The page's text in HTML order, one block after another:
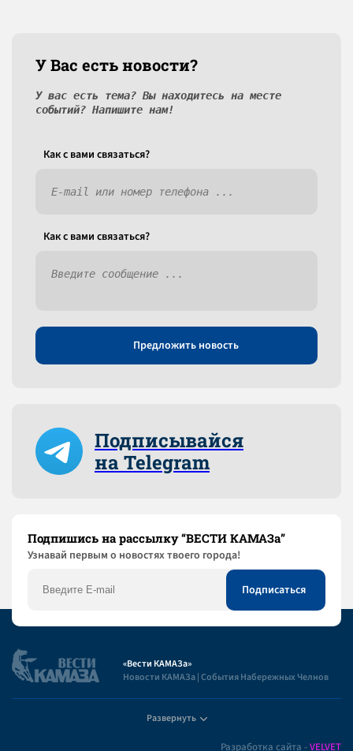
У Вас есть новости?
У вас есть тема? Вы находитесь на месте
событий? Напишите нам!
Как c вами связаться?
Как c вами связаться?
Предложить новость
Подписывайся
на Telegram
Подпишись на рассылку “ВЕСТИ КАМАЗа”
Узнaвай первым о новостях твоего города!
«Вести КАМАЗа»
Новости КАМАЗа | События Набережных Челнов
Развернуть
Разработка сайта -VELVET